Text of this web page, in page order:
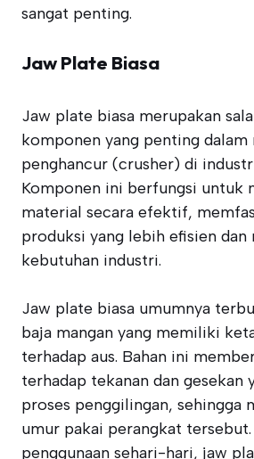
sangat penting.
Jaw Plate Biasa
Jaw plate biasa merupakan
komponen yang penting dalam
penghancur (crusher) di
Komponen ini berfungsi untuk
material secara efektif,
produksi yang lebih efisien dan
kebutuhan industri.
Jaw plate biasa umumnya
baja mangan yang memiliki
terhadap aus. Bahan ini
terhadap tekanan dan gesekan
proses penggilingan, sehingga
umur pakai perangkat
penggunaan sehari-hari, jaw